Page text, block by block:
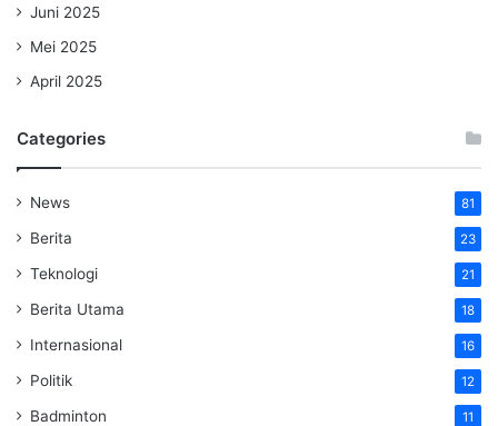
Juni 2025
Mei 2025
April 2025
Categories
News 81
Berita 23
Teknologi 21
Berita Utama 18
Internasional 16
Politik 12
Badminton 11